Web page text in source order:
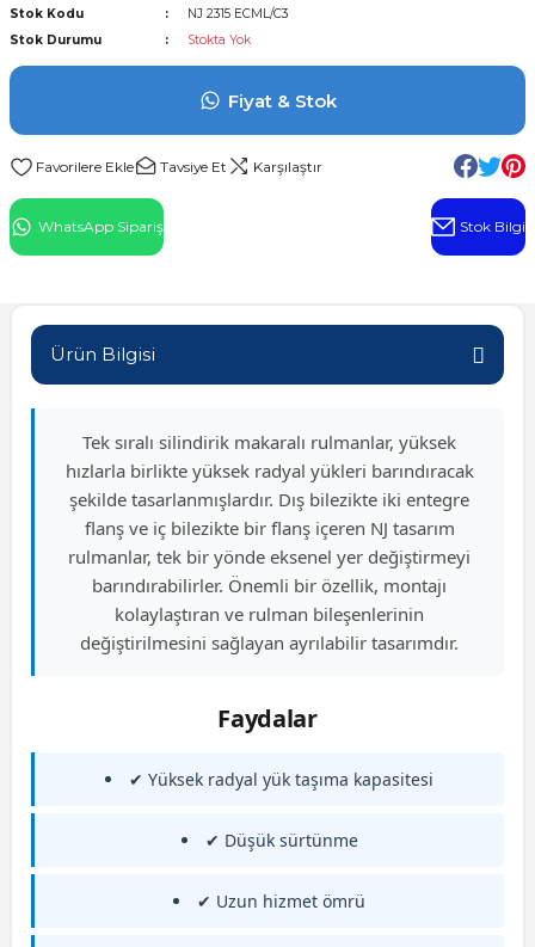
Rulman
Stok Kodu
NJ 2315 ECML/C3
Stok Durumu
Stokta Yok
Fiyat & Stok
Tavsiye Et Karşılaştır
WhatsApp Sipariş Stok Bilgi
Ürün Bilgisi
Tek sıralı silindirik makaralı rulmanlar, yüksek
hızlarla birlikte yüksek radyal yükleri barındıracak
şekilde tasarlanmışlardır. Dış bilezikte iki entegre
flanş ve iç bilezikte bir flanş içeren NJ tasarım
rulmanlar, tek bir yönde eksenel yer değiştirmeyi
barındırabilirler. Önemli bir özellik, montajı
kolaylaştıran ve rulman bileşenlerinin
değiştirilmesini sağlayan ayrılabilir tasarımdır.
Faydalar
✔ Yüksek radyal yük taşıma kapasitesi
✔ Düşük sürtünme
✔ Uzun hizmet ömrü